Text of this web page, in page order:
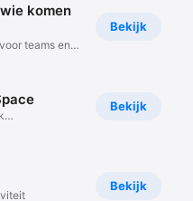
Bekijk
komen
teams en
Bekijk
Bekijk